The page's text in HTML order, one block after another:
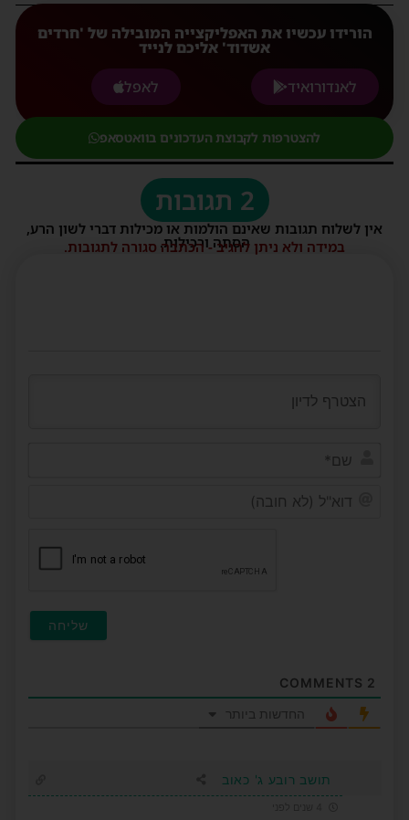
הורידו עכשיו את האפליקצייה המובילה של 'חרדים
אשדוד' אליכם לנייד
לאנדורואיד
לאפל
להצטרפות לקבוצת העדכונים בוואטסאפ
2 תגובות
אין לשלוח תגובות שאינם הולמות או מכילות דברי לשון הרע,
הסתה ורכילות.
במידה ולא ניתן להגיב - הכתבה סגורה לתגובות.
2
החדשות ביותר
תושב רובע ג' כאוב